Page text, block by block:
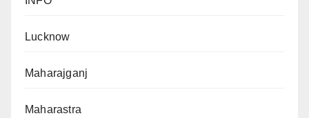
Lucknow
Maharajganj
Maharastra